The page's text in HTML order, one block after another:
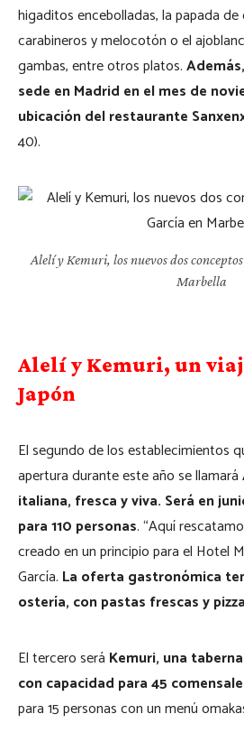
higaditos encebolladas, la papada
carabineros y melocotón o el
gambas, entre otros platos.
sede en Madrid en el mes de
ubicación del restaurante
40).
Alelí y Kemuri, los nuevos dos
Marbella
Alelí y Kemuri, un
Japón
El segundo de los establecimientos
apertura durante este año se llamará
italiana, fresca y viva. Será en
para 110 personas. “Aquí
creado en un principio para el Hotel
García. La oferta gastronómica
ostería, con pastas frescas y
El tercero será Kemuri, una
con capacidad para 45
para 15 personas con un menú